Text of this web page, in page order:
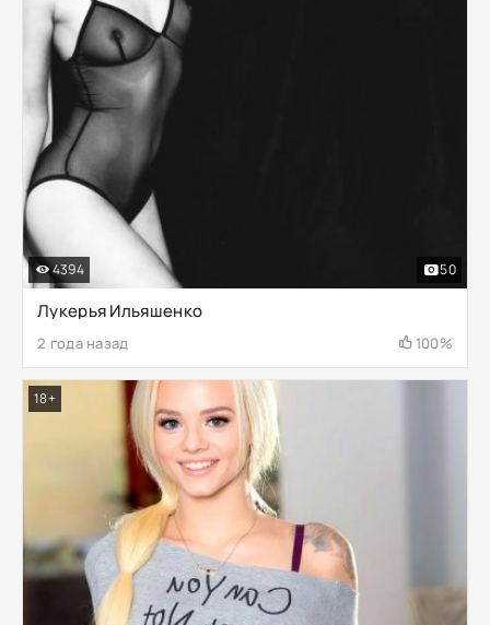
Лукерья Ильяшенко
2 года назад 100%
4394 50
18+